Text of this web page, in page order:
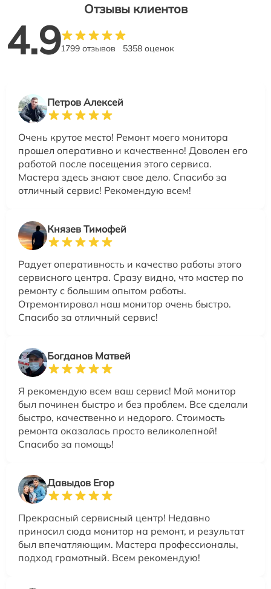
Отзывы клиентов
4.91799 отзывов 5358 оценок
Петров Алексей
Очень крутое место! Ремонт моего монитора
прошел оперативно и качественно! Доволен его
работой после посещения этого сервиса.
Мастера здесь знают свое дело. Спасибо за
отличный сервис! Рекомендую всем!
Князев Тимофей
Радует оперативность и качество работы этого
сервисного центра. Сразу видно, что мастер по
ремонту с большим опытом работы.
Отремонтировал наш монитор очень быстро.
Спасибо за отличный сервис!
Богданов Матвей
Я рекомендую всем ваш сервис! Мой монитор
был починен быстро и без проблем. Все сделали
быстро, качественно и недорого. Стоимость
ремонта оказалась просто великолепной!
Спасибо за помощь!
Давыдов Егор
Прекрасный сервисный центр! Недавно
приносил сюда монитор на ремонт, и результат
был впечатляющим. Мастера профессионалы,
подход грамотный. Всем рекомендую!